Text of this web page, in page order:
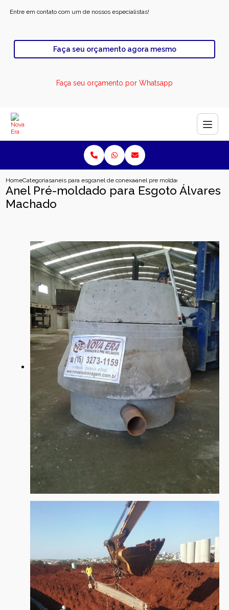
Entre em contato com um de nossos especialistas!
Faça seu orçamento agora mesmo
Faça seu orçamento por Whatsapp
HomeCategoriasaneis para esgotoanel de conexao para esgotoanel pre moldado para esgoto
Anel Pré-moldado para Esgoto Álvares
Machado